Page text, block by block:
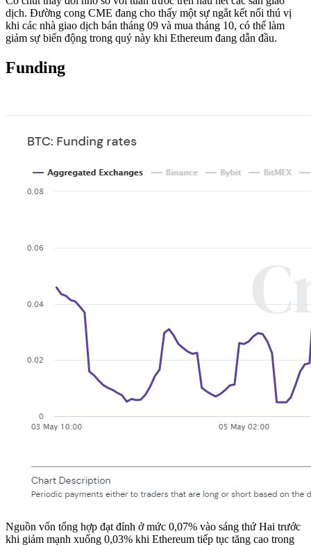
dịch. Đường cong CME đang cho thấy một sự ngắt kết nối thú vị
khi các nhà giao dịch bán tháng 09 và mua tháng 10, có thể làm
giảm sự biến động trong quý này khi Ethereum đang dẫn đầu.
Funding
Nguồn vốn tổng hợp đạt đỉnh ở mức 0,07% vào sáng thứ Hai trước
khi giảm mạnh xuống 0,03% khi Ethereum tiếp tục tăng cao trong